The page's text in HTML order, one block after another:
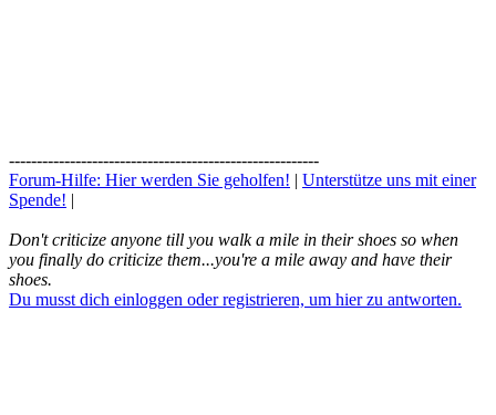
--------------------------------------------------------
Forum-Hilfe: Hier werden Sie geholfen!
Unterstütze uns mit einer
Spende!
Don't criticize anyone till you walk a mile in their shoes so when
you finally do criticize them...you're a mile away and have their
shoes.
Du musst dich einloggen oder registrieren, um hier zu antworten.